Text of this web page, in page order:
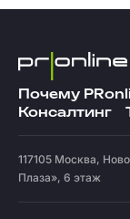
Почему
Консалтинг
117105 Москва,
Плаза», 6 этаж